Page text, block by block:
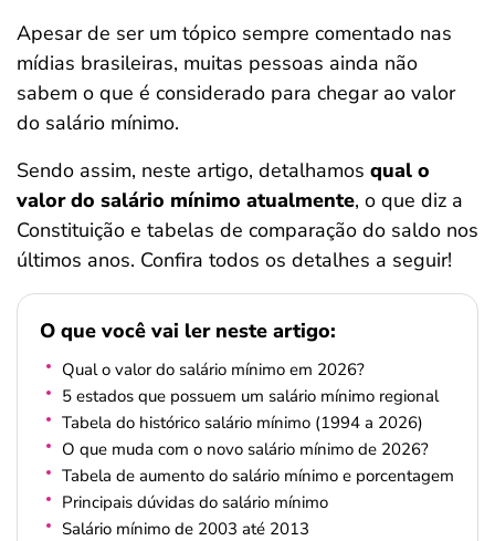
Apesar de ser um tópico sempre comentado nas
mídias brasileiras, muitas pessoas ainda não
sabem o que é considerado para chegar ao valor
do salário mínimo.
Sendo assim, neste artigo, detalhamos qual o
valor do salário mínimo atualmente, o que diz a
Constituição e tabelas de comparação do saldo nos
últimos anos. Confira todos os detalhes a seguir!
O que você vai ler neste artigo:
Qual o valor do salário mínimo em 2026?
5 estados que possuem um salário mínimo regional
Tabela do histórico salário mínimo (1994 a 2026)
O que muda com o novo salário mínimo de 2026?
Tabela de aumento do salário mínimo e porcentagem
Principais dúvidas do salário mínimo
Salário mínimo de 2003 até 2013